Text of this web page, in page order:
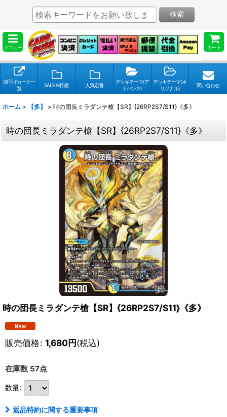
メニュー カート
検索
値下げカード一
覧
SALE＆特価 人気定番
デッキテーマ(ア
ドバンス)
デッキテーマ(オ
リジナル)
問い合わせ
ホーム > 【多】 > 時の団長ミラダンテ槍【SR】{26RP2S7/S11}《多》
時の団長ミラダンテ槍【SR】{26RP2S7/S11}《多》
時の団長ミラダンテ槍【SR】{26RP2S7/S11}《多》
販売価格: 1,680円(税込)
在庫数 57点
数量:
返品特約に関する重要事項